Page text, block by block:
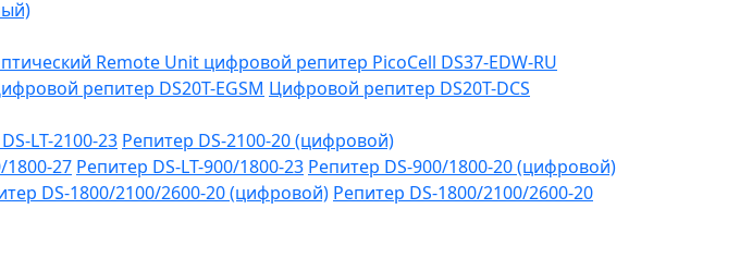
Remote Unit цифровой репитер PicoCell DS37-EDW-RU
репитер DS20T-EGSM Цифровой репитер DS20T-DCS
LT-2100-23 Репитер DS-2100-20 (цифровой)
1800-27 Репитер DS-LT-900/1800-23 Репитер DS-900/1800-20 (цифровой)
DS-1800/2100/2600-20 (цифровой) Репитер DS-1800/2100/2600-20